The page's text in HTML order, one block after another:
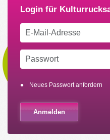
Neues Passwort anfordern